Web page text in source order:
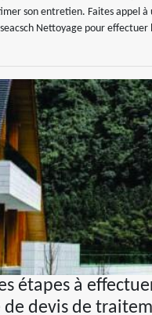
son entretien. Faites appel à
Nettoyage pour
étapes à
devis de